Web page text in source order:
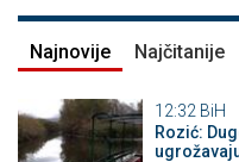
Najnovije Najčitanije
12:32 BiH
Rozić: